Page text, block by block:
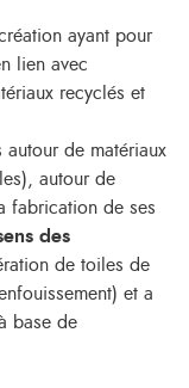
ayant pour
lien avec
recyclés et
autour de matériaux
autour de
fabrication de ses
des
de toiles de
et a
base de